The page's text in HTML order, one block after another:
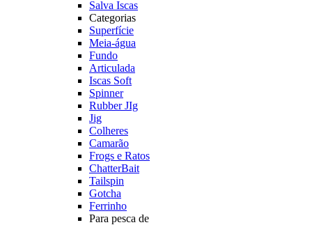
Salva Iscas
Categorias
Superfície
Meia-água
Fundo
Articulada
Iscas Soft
Spinner
Rubber JIg
Jig
Colheres
Camarão
Frogs e Ratos
ChatterBait
Tailspin
Gotcha
Ferrinho
Para pesca de